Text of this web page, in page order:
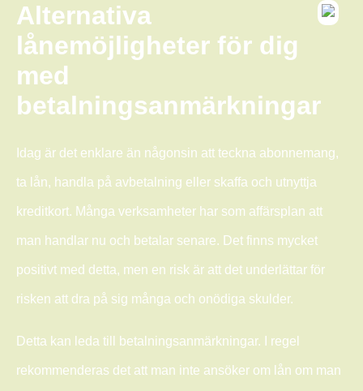
Alternativa
lånemöjligheter för dig
med
betalningsanmärkningar
Idag är det enklare än någonsin att teckna abonnemang,
ta lån, handla på avbetalning eller skaffa och utnyttja
kreditkort. Många verksamheter har som affärsplan att
man handlar nu och betalar senare. Det finns mycket
positivt med detta, men en risk är att det underlättar för
risken att dra på sig många och onödiga skulder.
Detta kan leda till betalningsanmärkningar. I regel
rekommenderas det att man inte ansöker om lån om man